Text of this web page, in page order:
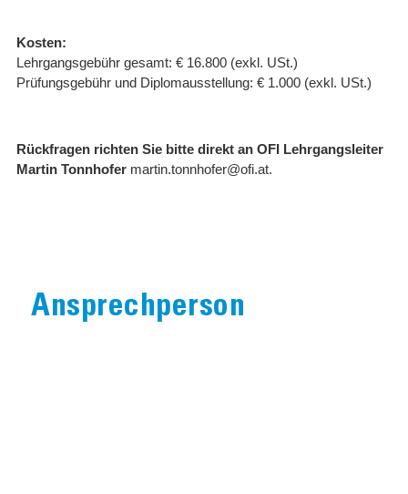
Kosten:
Lehrgangsgebühr gesamt: € 16.800 (exkl. USt.)
Prüfungsgebühr und Diplomausstellung: € 1.000 (exkl. USt.)
Rückfragen richten Sie bitte direkt an OFI Lehrgangsleiter
Martin Tonnhofer martin.tonnhofer@ofi.at.
Ansprechperson